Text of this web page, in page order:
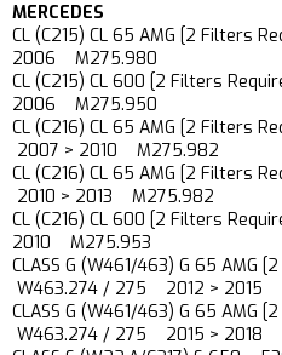
MERCEDES
CL (C215) CL 65 AMG [2
2006 M275.980
CL (C215) CL 600 [2 Filters
2006 M275.950
CL (C216) CL 65 AMG [2 Filters
2007 > 2010 M275.982
CL (C216) CL 65 AMG [2 Filters
2010 > 2013 M275.982
CL (C216) CL 600 [2 Filters
2010 M275.953
CLASS G (W461/463) G 65
W463.274 / 275 2012 > 2015
CLASS G (W461/463) G 65
W463.274 / 275 2015 > 2018